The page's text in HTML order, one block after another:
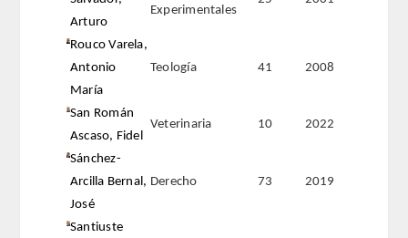
Arturo
Experimentales
Rouco Varela,
Antonio
María
Teología 41 2008
San Román
Ascaso, Fidel
Veterinaria 10 2022
Sánchez-
Arcilla Bernal,
José
Derecho 73 2019
Santiuste